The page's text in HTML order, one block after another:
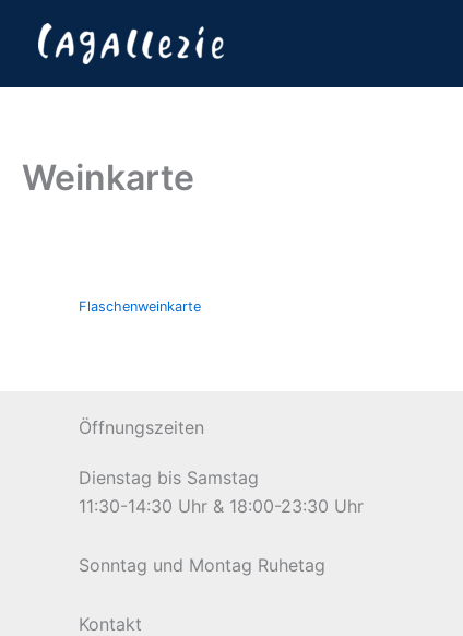
Inhalt
Weinkarte
Flaschenweinkarte
Öffnungszeiten
Dienstag bis Samstag
11:30-14:30 Uhr & 18:00-23:30 Uhr
Sonntag und Montag Ruhetag
Kontakt